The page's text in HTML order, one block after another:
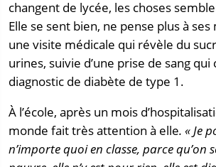
changent de lycée, les choses
Elle se sent bien, ne pense plus à ses
une visite médicale qui révèle du
urines, suivie d’une prise de sang
diagnostic de diabète de type 1.
À l’école, après un mois
monde fait très attention à elle. « Je
n’importe quoi en classe, parce qu’on